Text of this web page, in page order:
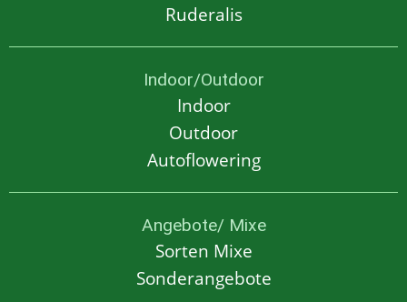
Ruderalis
Indoor/Outdoor
Indoor
Outdoor
Autoflowering
Angebote/ Mixe
Sorten Mixe
Sonderangebote